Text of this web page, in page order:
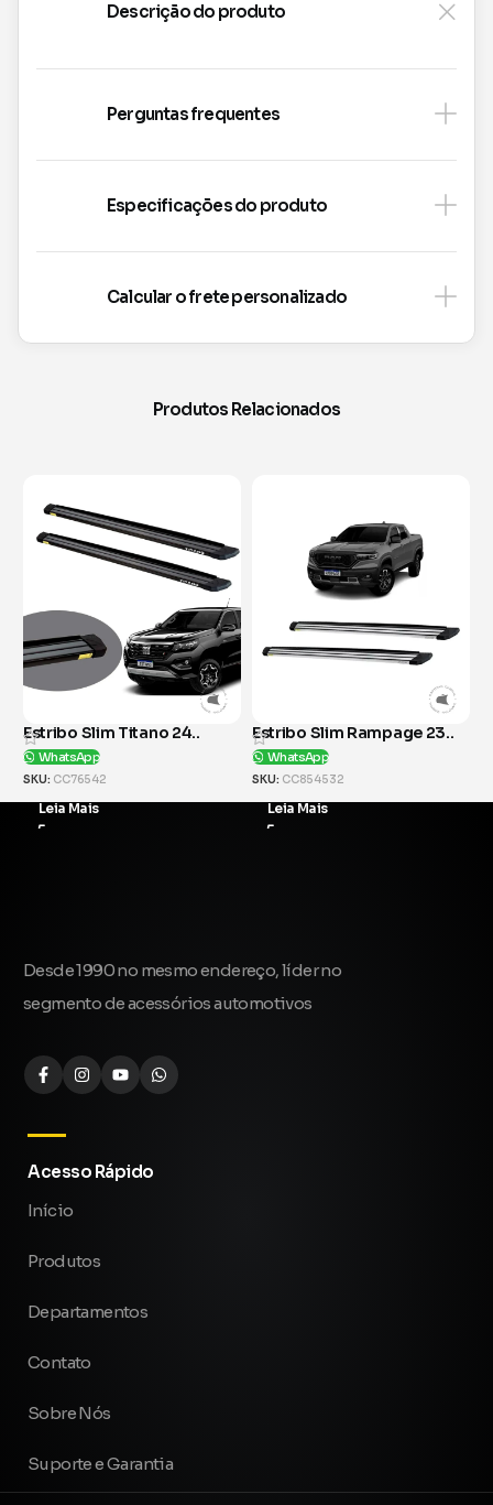
Descrição do produto
Perguntas frequentes
Especificações do produto
Calcular o frete personalizado
Produtos Relacionados
Estribo Slim Rampage 23..
WhatsApp
SKU:
Leia Mais
Estribo Slim Tracker
WhatsApp
SKU:CC27532
Leia Mais
Desde 1990 no mesmo endereço, líder no
segmento de acessórios automotivos
Acesso Rápido
Início
Produtos
Departamentos
Contato
Sobre Nós
Suporte e Garantia